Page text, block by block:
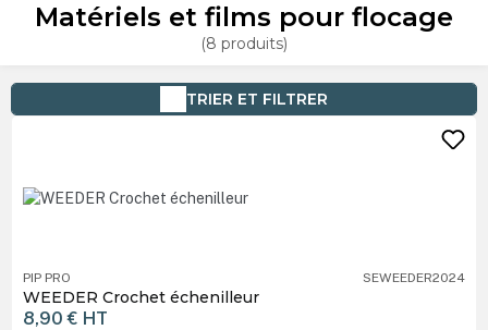
Matériels et films pour flocage
(8 produits)
TRIER ET FILTRER
PIP PRO SEWEEDER2024
WEEDER Crochet échenilleur
8,90 € HT